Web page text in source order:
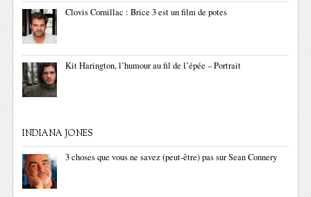
Clovis Cornillac : Brice 3 est un film de potes
Kit Harington, l’humour au fil de l’épée – Portrait
INDIANA JONES
3 choses que vous ne savez (peut-être) pas sur Sean Connery